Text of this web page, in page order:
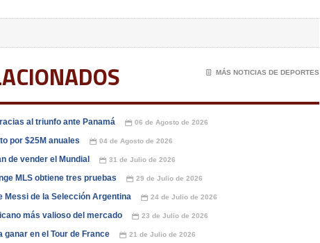
📄 MÁS NOTICIAS DE DEPORTES
al triunfo ante Panamá 📅 06 de Agosto de 2026
por $25M anuales 📅 04 de Agosto de 2026
de vender el Mundial 📅 31 de Julio de 2026
MLS obtiene tres pruebas 📅 29 de Julio de 2026
Messi de la Selección Argentina 📅 24 de Julio de 2026
más valioso del mercado 📅 23 de Julio de 2026
ganar en el Tour de France 📅 21 de Julio de 2026